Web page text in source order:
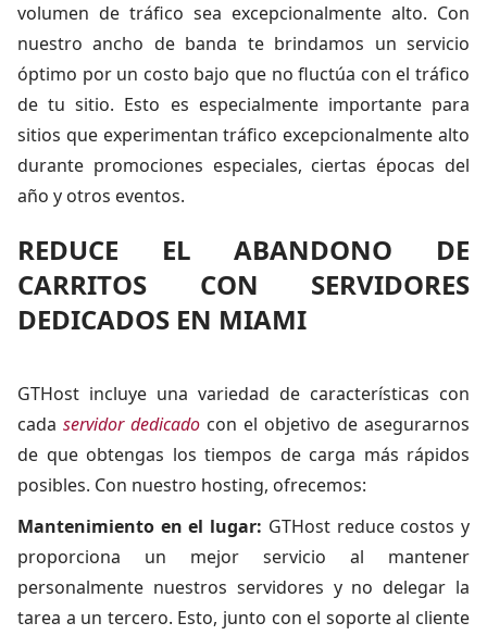
volumen de tráfico sea excepcionalmente alto. Con
nuestro ancho de banda te brindamos un servicio
óptimo por un costo bajo que no fluctúa con el tráfico
de tu sitio. Esto es especialmente importante para
sitios que experimentan tráfico excepcionalmente alto
durante promociones especiales, ciertas épocas del
año y otros eventos.
REDUCE EL ABANDONO DE
CARRITOS CON SERVIDORES
DEDICADOS EN MIAMI
GTHost incluye una variedad de características con
cada servidor dedicado con el objetivo de asegurarnos
de que obtengas los tiempos de carga más rápidos
posibles. Con nuestro hosting, ofrecemos:
Mantenimiento en el lugar: GTHost reduce costos y
proporciona un mejor servicio al mantener
personalmente nuestros servidores y no delegar la
tarea a un tercero. Esto, junto con el soporte al cliente